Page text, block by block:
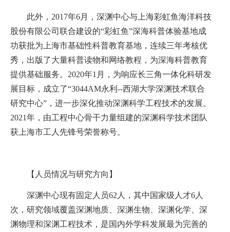
此外， 2017年6月，深渊中心与上海彩虹鱼海洋科技
股份有限公司联合建设的“彩虹鱼”深海科普体验基地成
功获批为上海市基础性科普教育基地，连续三年考核优
秀，出版了大量科普读物和网络教程，为深海科普教育
提供基础服务。 2020年1 月，为响应长三角一体化科研发
展目标，成立了“3044AM永利 --西湖大学深渊技术联合
研究中心”，进一步深化推动深渊科学工程技术的发展。
2021年，由工程中心骨干力量组建的深渊科学技术团队
获上海市工人先锋号荣誉称号。
【人员情况与研究方向】
深渊中心现有固定人员62 人，其中国家级人才6 人
次，研究领域覆盖深渊地质、深渊生物、深渊化学、深
渊物理和深渊工程技术，是国内外学科发展最为完善的